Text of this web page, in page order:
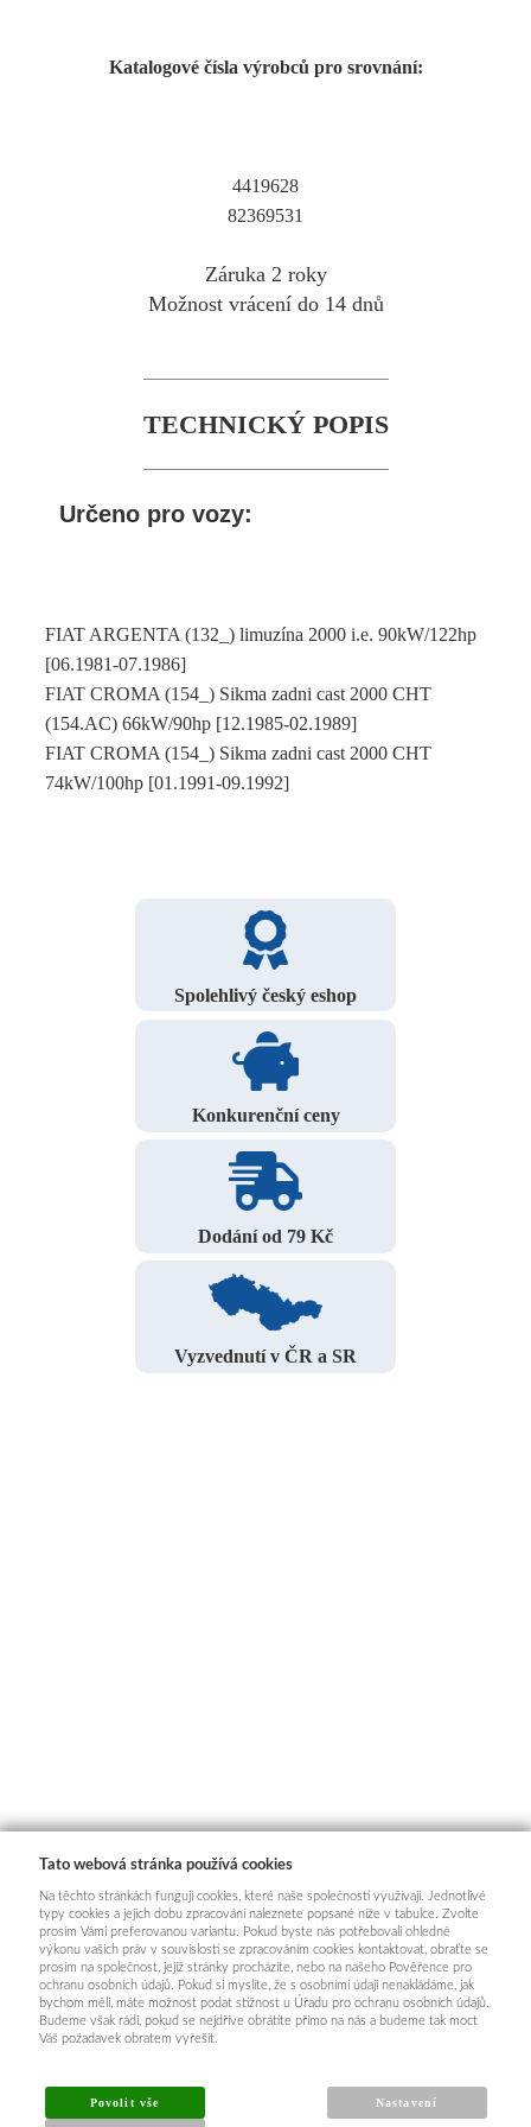
Katalogové čísla výrobců pro srovnání:
4419628
82369531
Záruka 2 roky
Možnost vrácení do 14 dnů
TECHNICKÝ POPIS
Určeno pro vozy:
FIAT ARGENTA (132_) limuzína 2000 i.e. 90kW/122hp
[06.1981-07.1986]
FIAT CROMA (154_) Sikma zadni cast 2000 CHT
(154.AC) 66kW/90hp [12.1985-02.1989]
FIAT CROMA (154_) Sikma zadni cast 2000 CHT
74kW/100hp [01.1991-09.1992]
Spolehlivý český eshop
Konkurenční ceny
Dodání od 79 Kč
Vyzvednutí v ČR a SR
Tato webová stránka používá cookies
Na těchto stránkách fungují cookies, které naše společnosti využívají. Jednotlivé
typy cookies a jejich dobu zpracování naleznete popsané níže v tabulce. Zvolte
prosím Vámi preferovanou variantu. Pokud byste nás potřebovali ohledně
výkonu vašich práv v souvislosti se zpracováním cookies kontaktovat, obraťte se
prosím na společnost, jejíž stránky procházíte, nebo na našeho Pověřence pro
ochranu osobních údajů. Pokud si myslíte, že s osobními údaji nenakládáme, jak
bychom měli, máte možnost podat stížnost u Úřadu pro ochranu osobních údajů.
Budeme však rádi, pokud se nejdříve obrátíte přímo na nás a budeme tak moct
Váš požadavek obratem vyřešit.
Povolit vše Nastavení